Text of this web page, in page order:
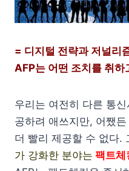
= 디지털 전략과 저널리
AFP는 어떤 조치를 취하
우리는 여전히 다른 통
공하려 애쓰지만, 어쨌
더 빨리 제공할 수 없다.
가 강화한 분야는 팩트체